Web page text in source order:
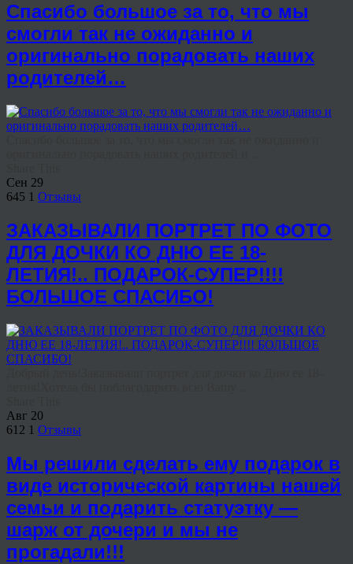
Спасибо большое за то, что мы
смогли так не ожиданно и
оригинально порадовать наших
родителей…
Сен 29
645 1 Отзывы
ЗАКАЗЫВАЛИ ПОРТРЕТ ПО ФОТО
ДЛЯ ДОЧКИ КО ДНЮ ЕЕ 18-
ЛЕТИЯ!.. ПОДАРОК-СУПЕР!!!!
БОЛЬШОЕ СПАСИБО!
Авг 20
612 1 Отзывы
Мы решили сделать ему подарок в
виде исторической картины нашей
семьи и подарить статуэтку —
шарж от дочери и мы не
прогадали!!!